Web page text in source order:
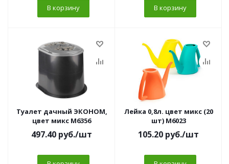
В корзину В корзину
Туалет дачный ЭКОНОМ,
цвет микс М6356
497.40 руб./шт
Лейка 0,8л. цвет микс (20
шт) М6023
105.20 руб./шт